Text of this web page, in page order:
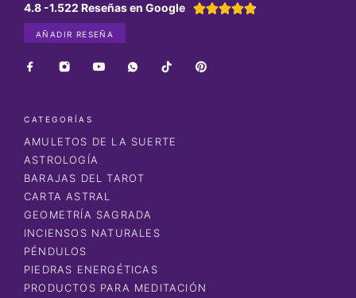
4.8 -1.522 Reseñas en Google 
AÑADIR RESEÑA
CATEGORÍAS
AMULETOS DE LA SUERTE
ASTROLOGÍA
BARAJAS DEL TAROT
CARTA ASTRAL
GEOMETRÍA SAGRADA
INCIENSOS NATURALES
PÉNDULOS
PIEDRAS ENERGÉTICAS
PRODUCTOS PARA MEDITACIÓN